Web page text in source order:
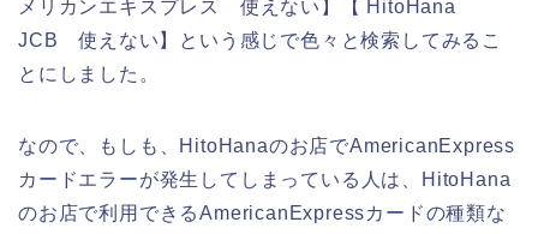
メリカンエキスプレス 使えない】【 HitoHana
JCB 使えない】という感じで色々と検索してみるこ
とにしました。
なので、もしも、HitoHanaのお店でAmericanExpress
カードエラーが発生してしまっている人は、HitoHana
のお店で利用できるAmericanExpressカードの種類な